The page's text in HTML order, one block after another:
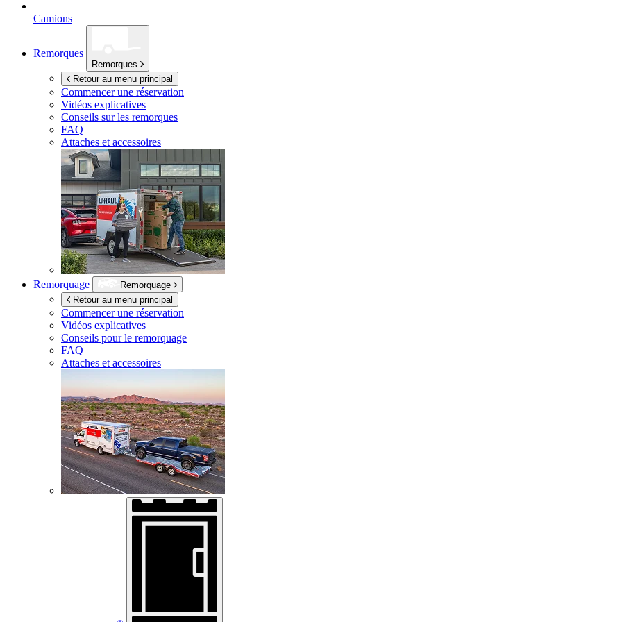
Camions
Remorques
Remorques
Retour au menu principal
Commencer une réservation
Vidéos explicatives
Conseils sur les remorques
FAQ
Attaches et accessoires
Remorquage
Remorquage
Retour au menu principal
Commencer une réservation
Vidéos explicatives
Conseils pour le remorquage
FAQ
Attaches et accessoires